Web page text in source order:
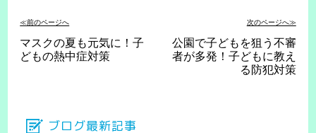
≪前のページへ 次のページへ≫
マスクの夏も元気に！子
どもの熱中症対策
公園で子どもを狙う不審
者が多発！子どもに教え
る防犯対策
ブログ最新記事